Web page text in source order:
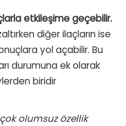
etkileşime geçebilir.
diğer ilaçların ise
yol açabilir. Bu
durumuna ek olarak
biridir
olumsuz özellik